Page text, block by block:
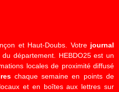
et Haut-Doubs. Votre journal
département. HEBDO25 est un
locales de proximité diffusé
chaque semaine en points de
et en boîtes aux lettres sur